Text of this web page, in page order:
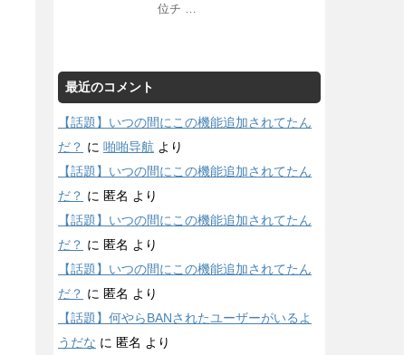
位チ …
最近のコメント
【話題】いつの間にこの機能追加されてたん
だ？ に 啪啪导航 より
【話題】いつの間にこの機能追加されてたん
だ？ に 匿名 より
【話題】いつの間にこの機能追加されてたん
だ？ に 匿名 より
【話題】いつの間にこの機能追加されてたん
だ？ に 匿名 より
【話題】何やらBANされたユーザーがいるよ
うだな に 匿名 より